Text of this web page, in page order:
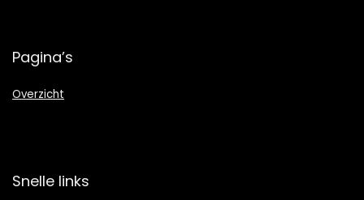
Pagina’s
Overzicht
Snelle links